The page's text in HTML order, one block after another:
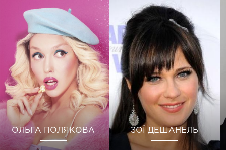
ОЛЬГА ПОЛЯКОВА ЗОЇ ДЕШАНЕЛЬ